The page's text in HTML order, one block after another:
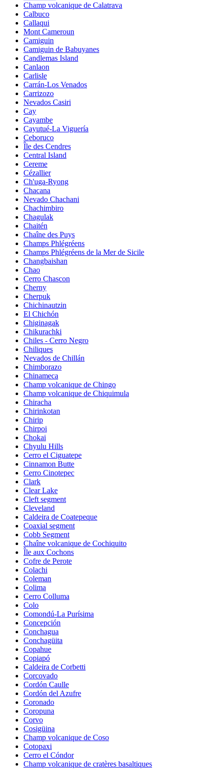
Champ volcanique de Calatrava
Calbuco
Callaqui
Mont Cameroun
Camiguin
Camiguin de Babuyanes
Candlemas Island
Canlaon
Carlisle
Carrán-Los Venados
Carrizozo
Nevados Casiri
Cay
Cayambe
Cayutué-La Viguería
Ceboruco
Île des Cendres
Central Island
Cereme
Cézallier
Ch'uga-Ryong
Chacana
Nevado Chachani
Chachimbiro
Chagulak
Chaitén
Chaîne des Puys
Champs Phlégréens
Champs Phlégréens de la Mer de Sicile
Changbaishan
Chao
Cerro Chascon
Cherny
Cherpuk
Chichinautzin
El Chichón
Chiginagak
Chikurachki
Chiles - Cerro Negro
Chiliques
Nevados de Chillán
Chimborazo
Chinameca
Champ volcanique de Chingo
Champ volcanique de Chiquimula
Chiracha
Chirinkotan
Chirip
Chirpoi
Chokai
Chyulu Hills
Cerro el Ciguatepe
Cinnamon Butte
Cerro Cinotepec
Clark
Clear Lake
Cleft segment
Cleveland
Caldeira de Coatepeque
Coaxial segment
Cobb Segment
Chaîne volcanique de Cochiquito
Île aux Cochons
Cofre de Perote
Colachi
Coleman
Colima
Cerro Colluma
Colo
Comondú-La Purísima
Concepción
Conchagua
Conchagüita
Copahue
Copiapó
Caldeira de Corbetti
Corcovado
Cordón Caulle
Cordón del Azufre
Coronado
Coropuna
Corvo
Cosigüina
Champ volcanique de Coso
Cotopaxi
Cerro el Cóndor
Champ volcanique de cratères basaltiques